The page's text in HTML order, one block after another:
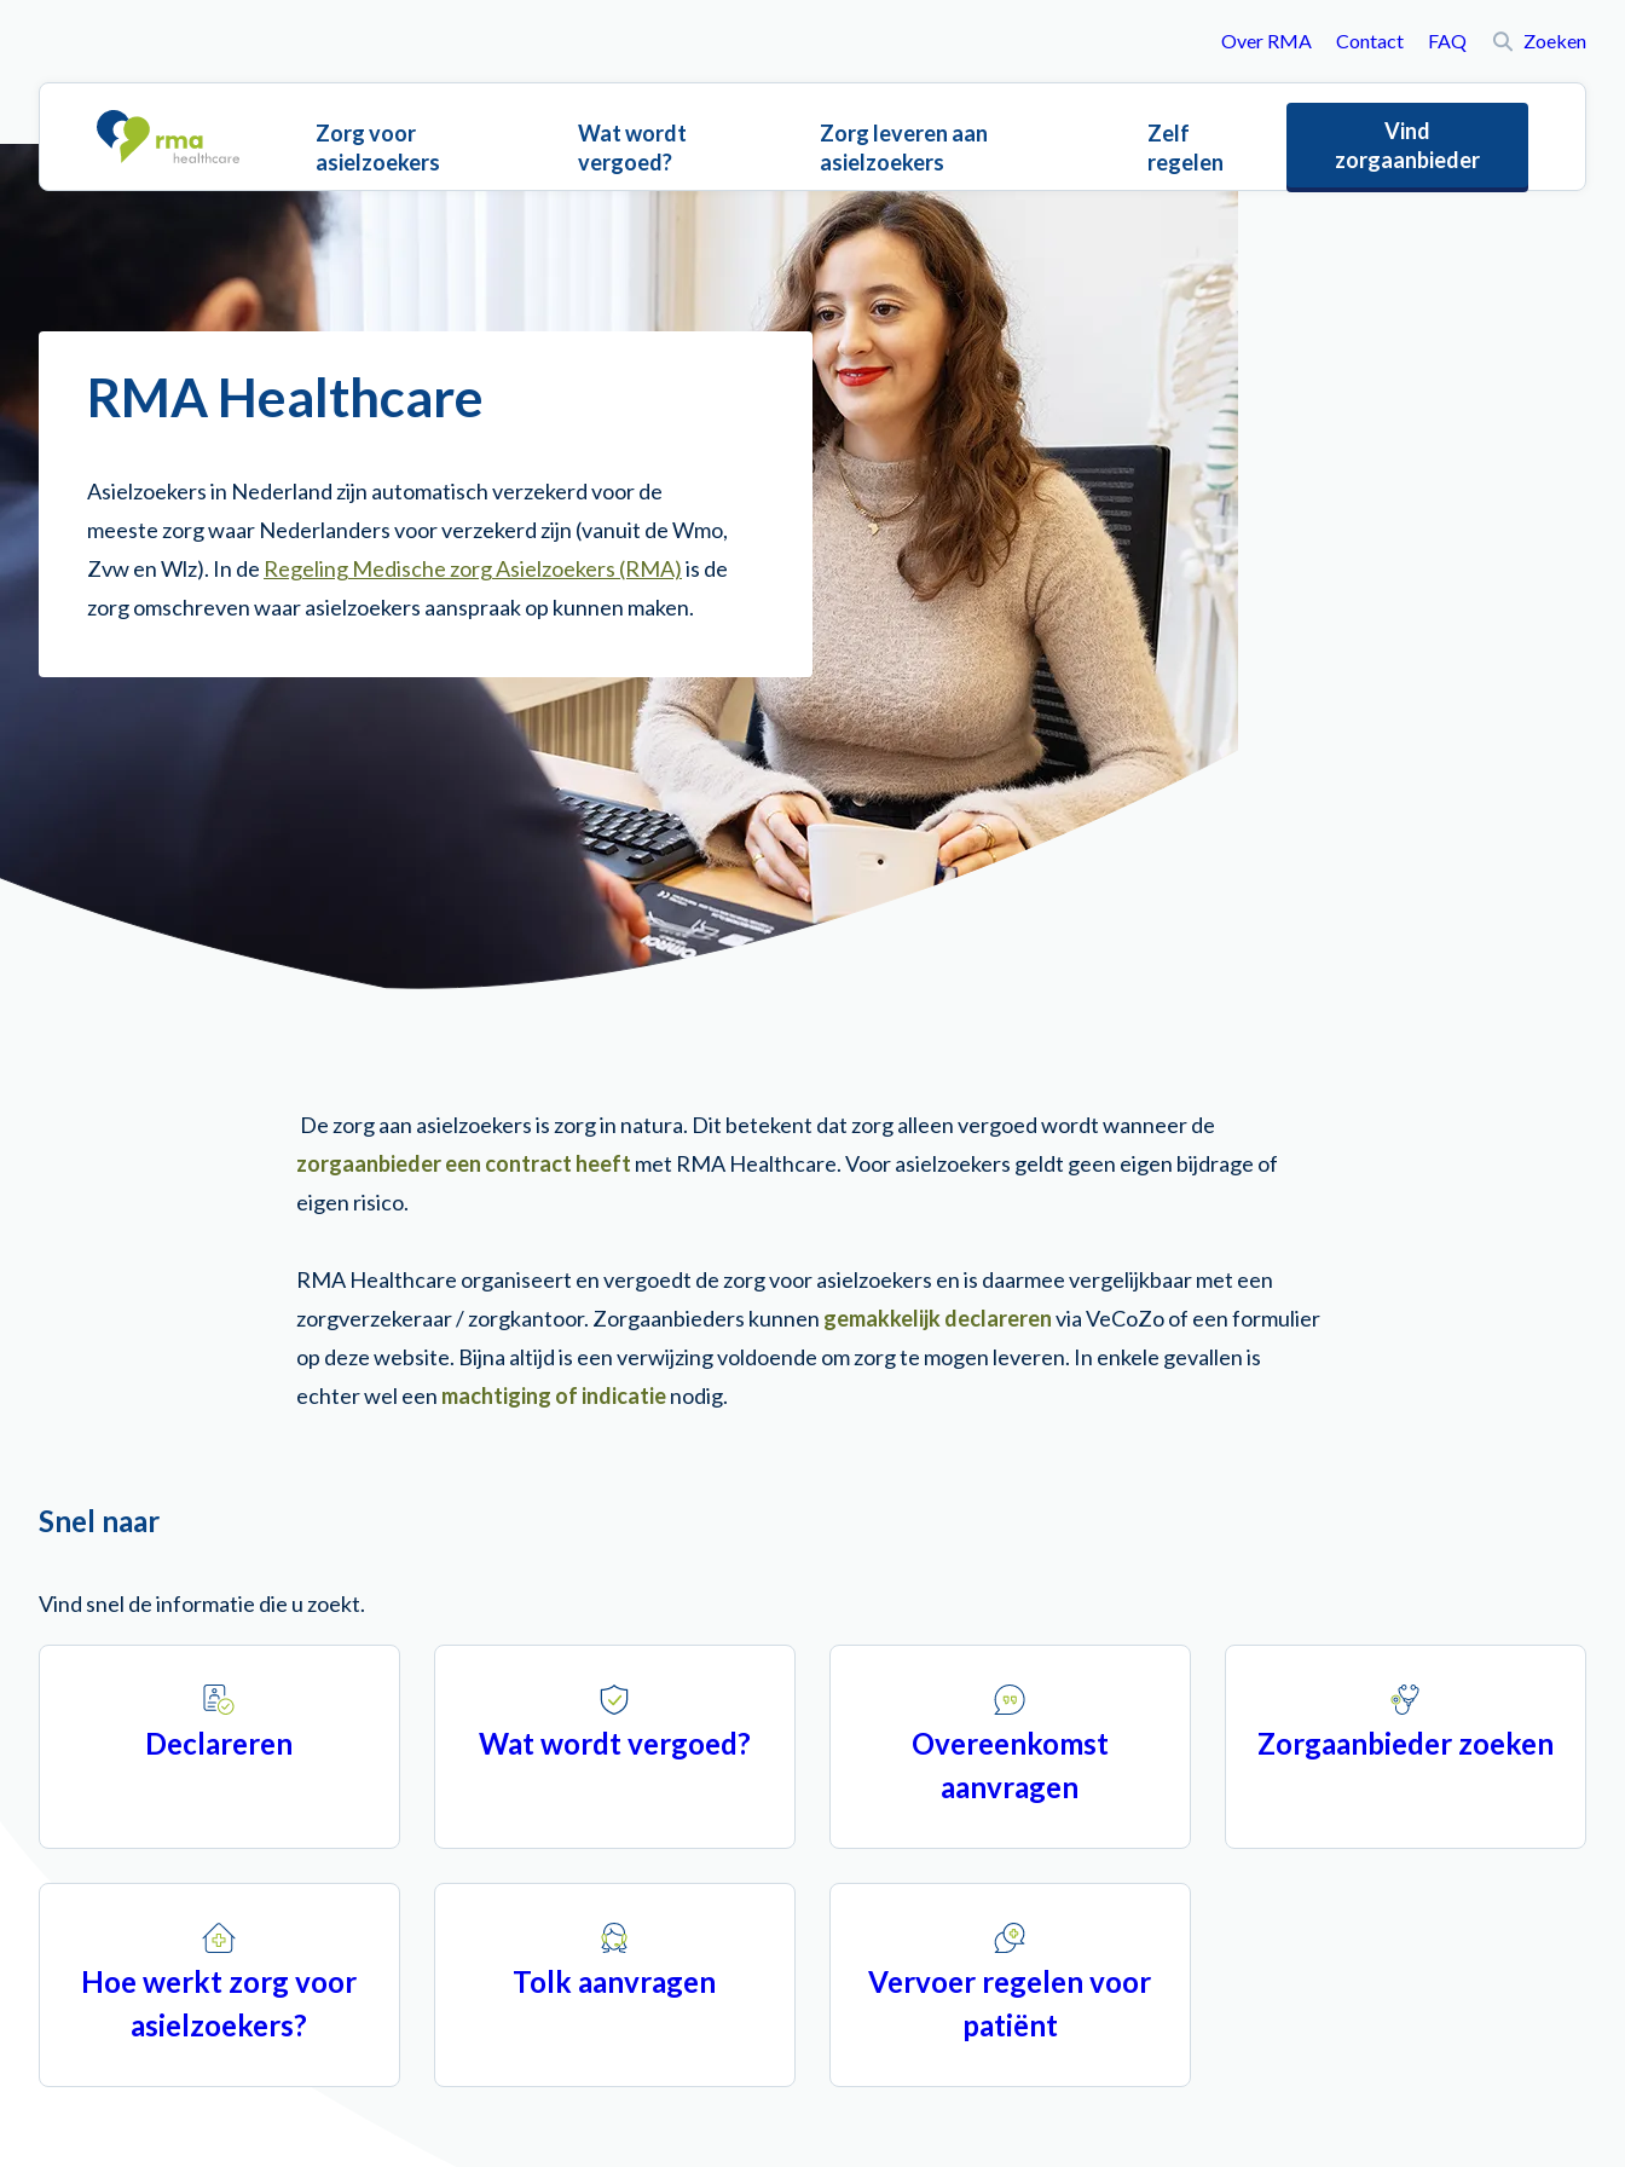
Main navigation
Zorg voor
asielzoekers
Wat wordt
vergoed?
Zorg leveren aan
asielzoekers
Zelf
regelen
Vind
zorgaanbieder
Over RMA Contact FAQ Zoeken
RMA Healthcare
Asielzoekers in Nederland zijn automatisch verzekerd voor de
meeste zorg waar Nederlanders voor verzekerd zijn (vanuit de Wmo,
Zvw en Wlz). In de Regeling Medische zorg Asielzoekers (RMA)is de
zorg omschreven waar asielzoekers aanspraak op kunnen maken.
De zorg aan asielzoekers is zorg in natura. Dit betekent dat zorg alleen vergoed wordt wanneer de
zorgaanbieder een contract heeft met RMA Healthcare. Voor asielzoekers geldt geen eigen bijdrage of
eigen risico.
RMA Healthcare organiseert en vergoedt de zorg voor asielzoekers en is daarmee vergelijkbaar met een
zorgverzekeraar / zorgkantoor. Zorgaanbieders kunnen gemakkelijk declarerenvia VeCoZo of een formulier
op deze website. Bijna altijd is een verwijzing voldoende om zorg te mogen leveren. In enkele gevallen is
echter wel een machtiging of indicatienodig.
Snel naar
Vind snel de informatie die u zoekt.
Declareren Wat wordt vergoed?
Overeenkomst
aanvragen
Zorgaanbieder zoeken
Hoe werkt zorg voor
asielzoekers?
Tolk aanvragen
Vervoer regelen voor
patiënt